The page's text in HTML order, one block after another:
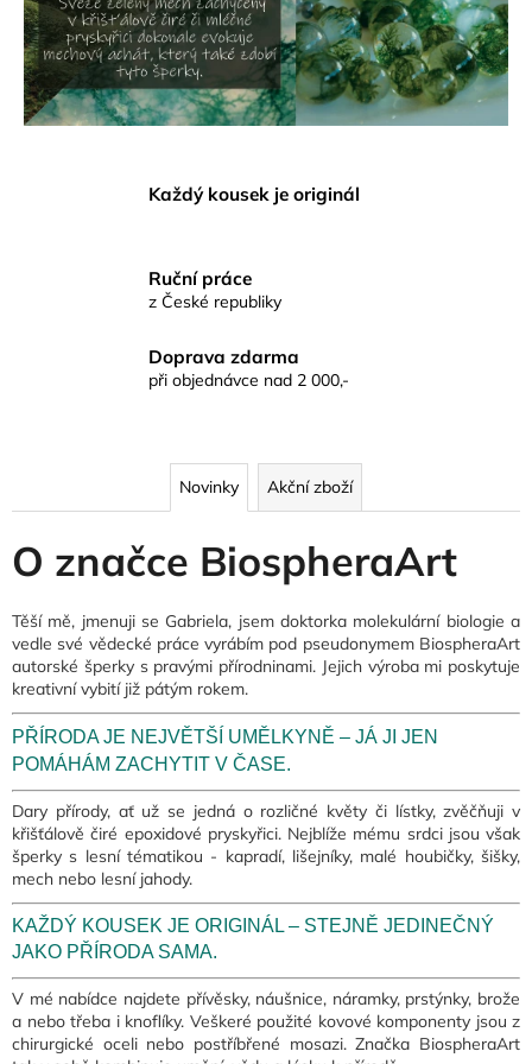
p
h
e
Každý kousek je originál
Ruční práce
z České republiky
Doprava zdarma
při objednávce nad 2 000,-
Novinky Akční zboží
O značce BiospheraArt
Těší mě, jmenuji se Gabriela, jsem doktorka molekulární biologie a
vedle své vědecké práce vyrábím pod pseudonymem BiospheraArt
autorské šperky s pravými přírodninami. Jejich výroba mi poskytuje
kreativní vybití již pátým rokem.
PŘÍRODA JE NEJVĚTŠÍ UMĚLKYNĚ – JÁ JI JEN
POMÁHÁM ZACHYTIT V ČASE.
Dary přírody, ať už se jedná o rozličné květy či lístky, zvěčňuji v
křišťálově čiré epoxidové pryskyřici. Nejblíže mému srdci jsou však
šperky s lesní tématikou - kapradí, lišejníky, malé houbičky, šišky,
mech nebo lesní jahody.
KAŽDÝ KOUSEK JE ORIGINÁL – STEJNĚ JEDINEČNÝ
JAKO PŘÍRODA SAMA.
V mé nabídce najdete přívěsky, náušnice, náramky, prstýnky, brože
a nebo třeba i knoflíky. Veškeré použité kovové komponenty jsou z
chirurgické oceli nebo postříbřené mosazi. Značka BiospheraArt
a
j
í
t
HLEDAT
u
u
e
m
e